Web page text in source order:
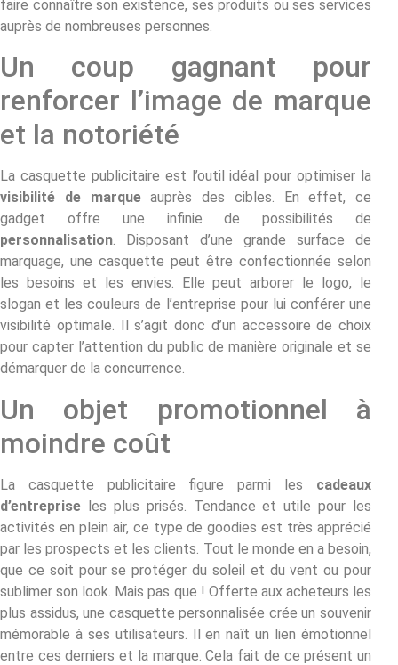
faire connaître son existence, ses produits ou ses services
auprès de nombreuses personnes.
Un coup gagnant pour
renforcer l’image de marque
et la notoriété
La casquette publicitaire est l’outil idéal pour optimiser la
visibilité de marqueauprès des cibles. En effet, ce
gadget offre une infinie de possibilités de
personnalisation. Disposant d’une grande surface de
marquage, une casquette peut être confectionnée selon
les besoins et les envies. Elle peut arborer le logo, le
slogan et les couleurs de l’entreprise pour lui conférer une
visibilité optimale. Il s’agit donc d’un accessoire de choix
pour capter l’attention du public de manière originale et se
démarquer de la concurrence.
Un objet promotionnel à
moindre coût
La casquette publicitaire figure parmi les cadeaux
d’entreprise les plus prisés. Tendance et utile pour les
activités en plein air, ce type de goodies est très apprécié
par les prospects et les clients. Tout le monde en a besoin,
que ce soit pour se protéger du soleil et du vent ou pour
sublimer son look. Mais pas que ! Offerte aux acheteurs les
plus assidus, une casquette personnalisée crée un souvenir
mémorable à ses utilisateurs. Il en naît un lien émotionnel
entre ces derniers et la marque. Cela fait de ce présent un